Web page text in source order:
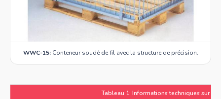
WWC-15:Conteneur soudé de fil avec la structure de précision.
Tableau 1: Informations techniques sur